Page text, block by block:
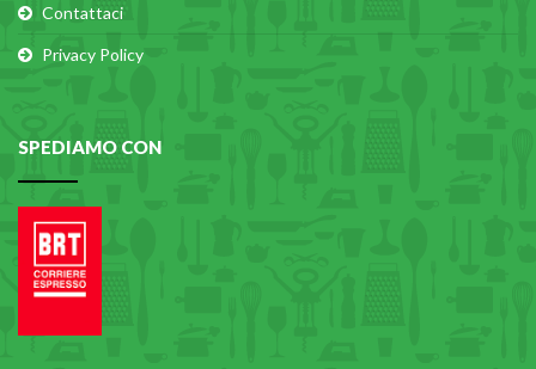
Contattaci
Privacy Policy
SPEDIAMO CON